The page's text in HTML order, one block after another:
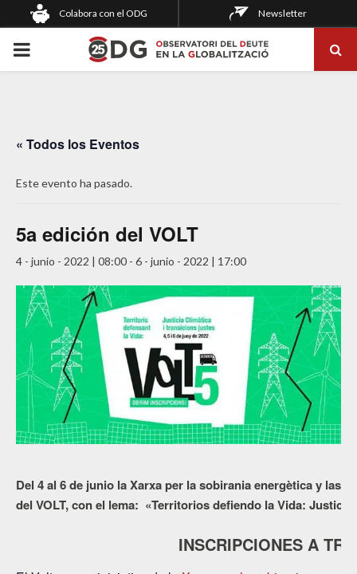
Colabora con el ODG Newsletter
PRIMARY
« Todos los Eventos
Este evento ha pasado.
5a edición del VOLT
4 - junio - 2022 | 08:00 - 6 - junio - 2022 | 17:00
Del 4 al 6 de junio la Xarxa per la sobirania energètica y las
del VOLT, con el lema: «Territorios defiendo la Vida:
INSCRIPCIONES A